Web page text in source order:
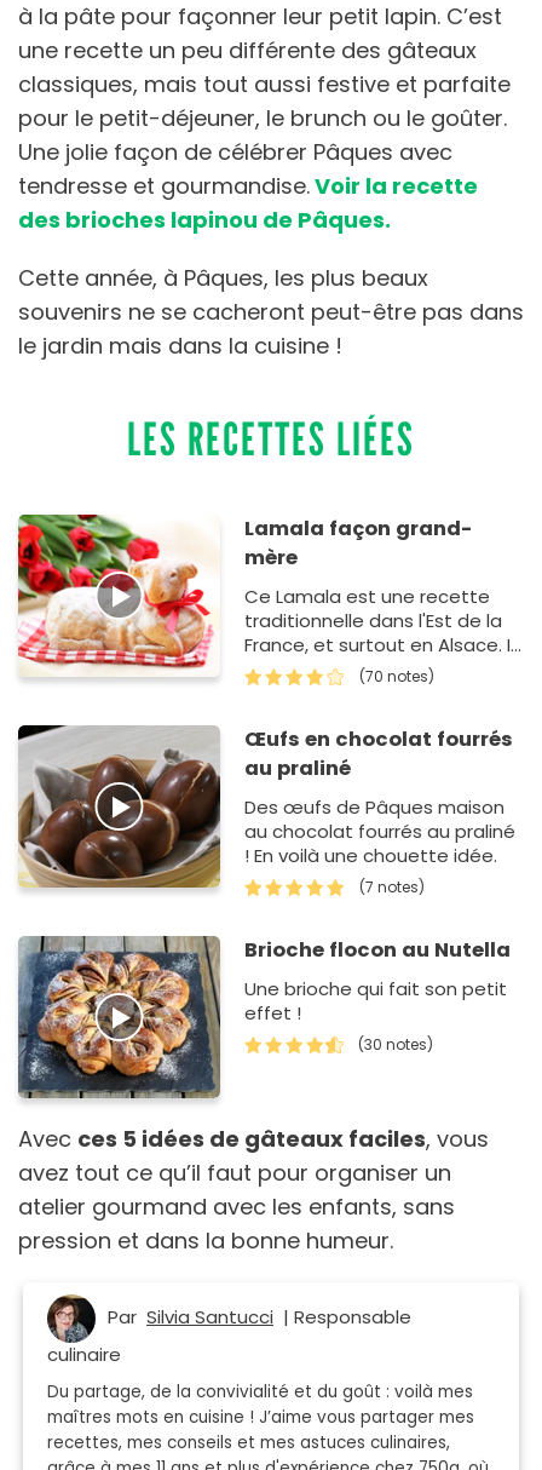
à la pâte pour façonner leur petit lapin. C’est
une recette un peu différente des gâteaux
classiques, mais tout aussi festive et parfaite
pour le petit-déjeuner, le brunch ou le goûter.
Une jolie façon de célébrer Pâques avec
tendresse et gourmandise.Voir la recette
des brioches lapinou de Pâques.
Cette année, à Pâques, les plus beaux
souvenirs ne se cacheront peut-être pas dans
le jardin mais dans la cuisine !
LES RECETTES LIÉES
Lamala façon grand-
mère
Ce Lamala est une recette
traditionnelle dans l'Est de la
France, et surtout en Alsace. Il
s'agit d'un gâteau en forme
d'agneau que les locaux ont l…
(70 notes)
Œufs en chocolat fourrés
au praliné
Des œufs de Pâques maison
au chocolat fourrés au praliné
! En voilà une chouette idée.
(7 notes)
Brioche flocon au Nutella
Une brioche qui fait son petit
effet !
(30 notes)
Avec ces 5 idées de gâteaux faciles, vous
avez tout ce qu’il faut pour organiser un
atelier gourmand avec les enfants, sans
pression et dans la bonne humeur.
Par Silvia Santucci | Responsable
culinaire
Du partage, de la convivialité et du goût : voilà mes
maîtres mots en cuisine ! J’aime vous partager mes
recettes, mes conseils et mes astuces culinaires,